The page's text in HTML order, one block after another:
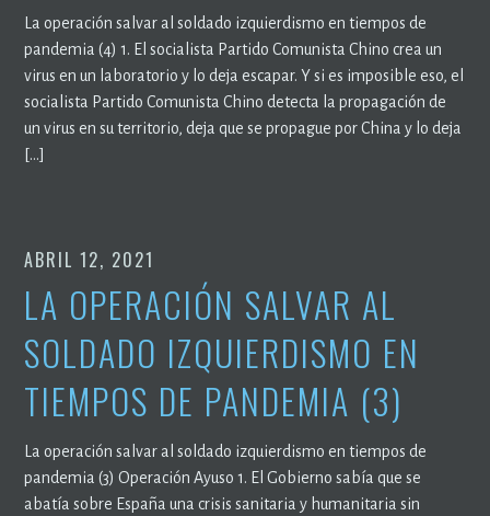
La operación salvar al soldado izquierdismo en tiempos de
pandemia (4) 1. El socialista Partido Comunista Chino crea un
virus en un laboratorio y lo deja escapar. Y si es imposible eso, el
socialista Partido Comunista Chino detecta la propagación de
un virus en su territorio, deja que se propague por China y lo deja
[…]
ABRIL 12, 2021
LA OPERACIÓN SALVAR AL
SOLDADO IZQUIERDISMO EN
TIEMPOS DE PANDEMIA (3)
La operación salvar al soldado izquierdismo en tiempos de
pandemia (3) Operación Ayuso 1. El Gobierno sabía que se
abatía sobre España una crisis sanitaria y humanitaria sin